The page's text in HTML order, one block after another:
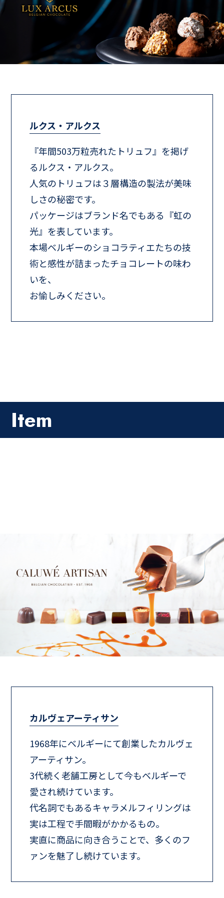
ルクス・アルクス
『年間503万粒売れたトリュフ』を掲げ
るルクス・アルクス。
人気のトリュフは３層構造の製法が美味
しさの秘密です。
パッケージはブランド名でもある『虹の
光』を表しています。
本場ベルギーのショコラティエたちの技
術と感性が詰まったチョコレートの味わ
いを、
お愉しみください。
Item
カルヴェアーティサン
1968年にベルギーにて創業したカルヴェ
アーティサン。
3代続く老舗工房として今もベルギーで
愛され続けています。
代名詞でもあるキャラメルフィリングは
実は工程で手間暇がかかるもの。
実直に商品に向き合うことで、多くのフ
ァンを魅了し続けています。